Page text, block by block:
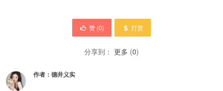
赞 (0) 打赏
分享到： 更多 (0)
作者： 德井义实